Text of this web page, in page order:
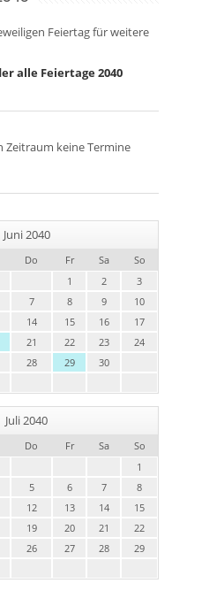
Feiertag für weitere
alle Feiertage 2040
Zeitraum keine Termine
Juni 2040
Do Fr Sa
So
1
2
3
7 8 9
10
14 15 16
17
21 22 23
24
28 29 30
Juli 2040
Do Fr Sa
So
1
5 6 7
8
12 13 14
15
19 20 21
22
26 27 28
29